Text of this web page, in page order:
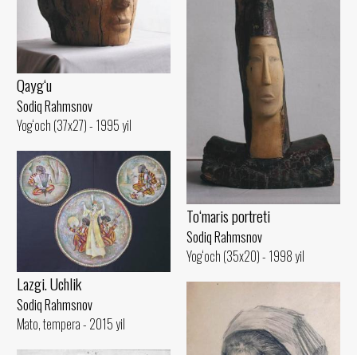
Qayg‘u
Sodiq Rahmsnov
Yog‘och (37x27) - 1995 yil
To‘maris portreti
Sodiq Rahmsnov
Yog‘och (35x20) - 1998 yil
Lazgi. Uchlik
Sodiq Rahmsnov
Mato, tempera - 2015 yil